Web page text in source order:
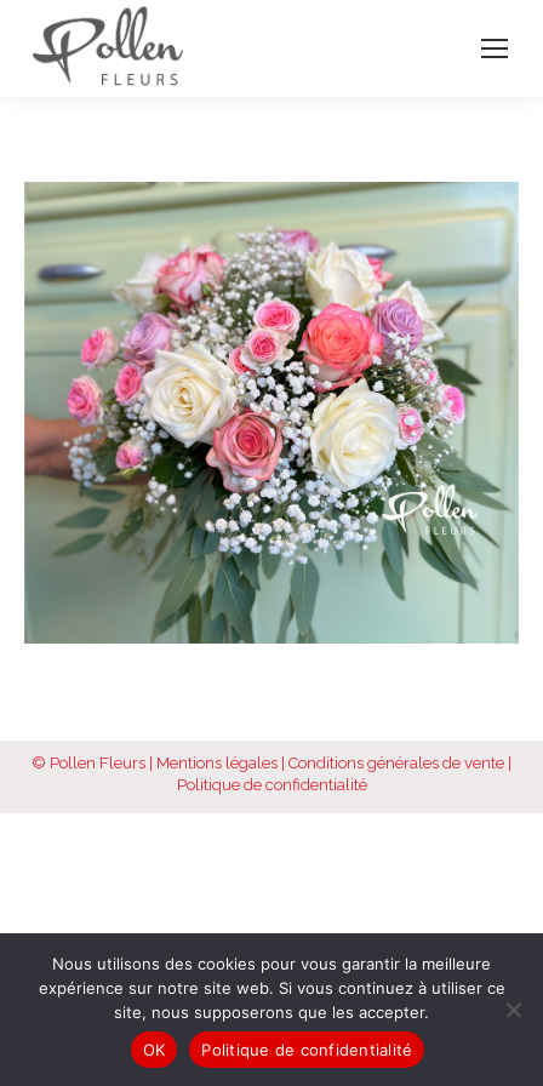
© Pollen Fleurs | Mentions légales | Conditions générales de vente |
Politique de confidentialité
Nous utilisons des cookies pour vous garantir la meilleure
expérience sur notre site web. Si vous continuez à utiliser ce
site, nous supposerons que les accepter.
OK
Politique de confidentialité